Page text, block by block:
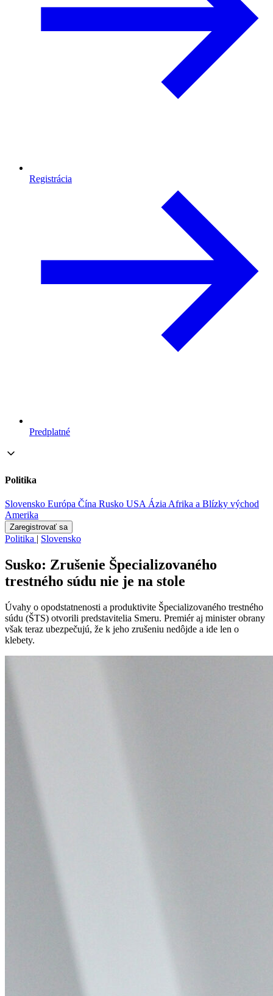
Registrácia
Predplatné
Politika
Slovensko Európa Čína Rusko USA ÁziaAfrika a Blízky východ
Amerika
Zaregistrovať sa
Politika | Slovensko
Susko: Zrušenie Špecializovaného
trestného súdu nie je na stole
Úvahy o opodstatnenosti a produktivite Špecializovaného trestného
súdu (ŠTS) otvorili predstavitelia Smeru. Premiér aj minister obrany
však teraz ubezpečujú, že k jeho zrušeniu nedôjde a ide len o
klebety.